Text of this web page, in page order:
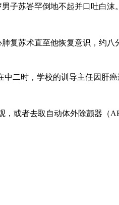
子苏峇罕倒地不起并口吐白
苏术直至他恢复意识，约八
二时，学校的训导主任因
，或者去取自动体外除颤器（